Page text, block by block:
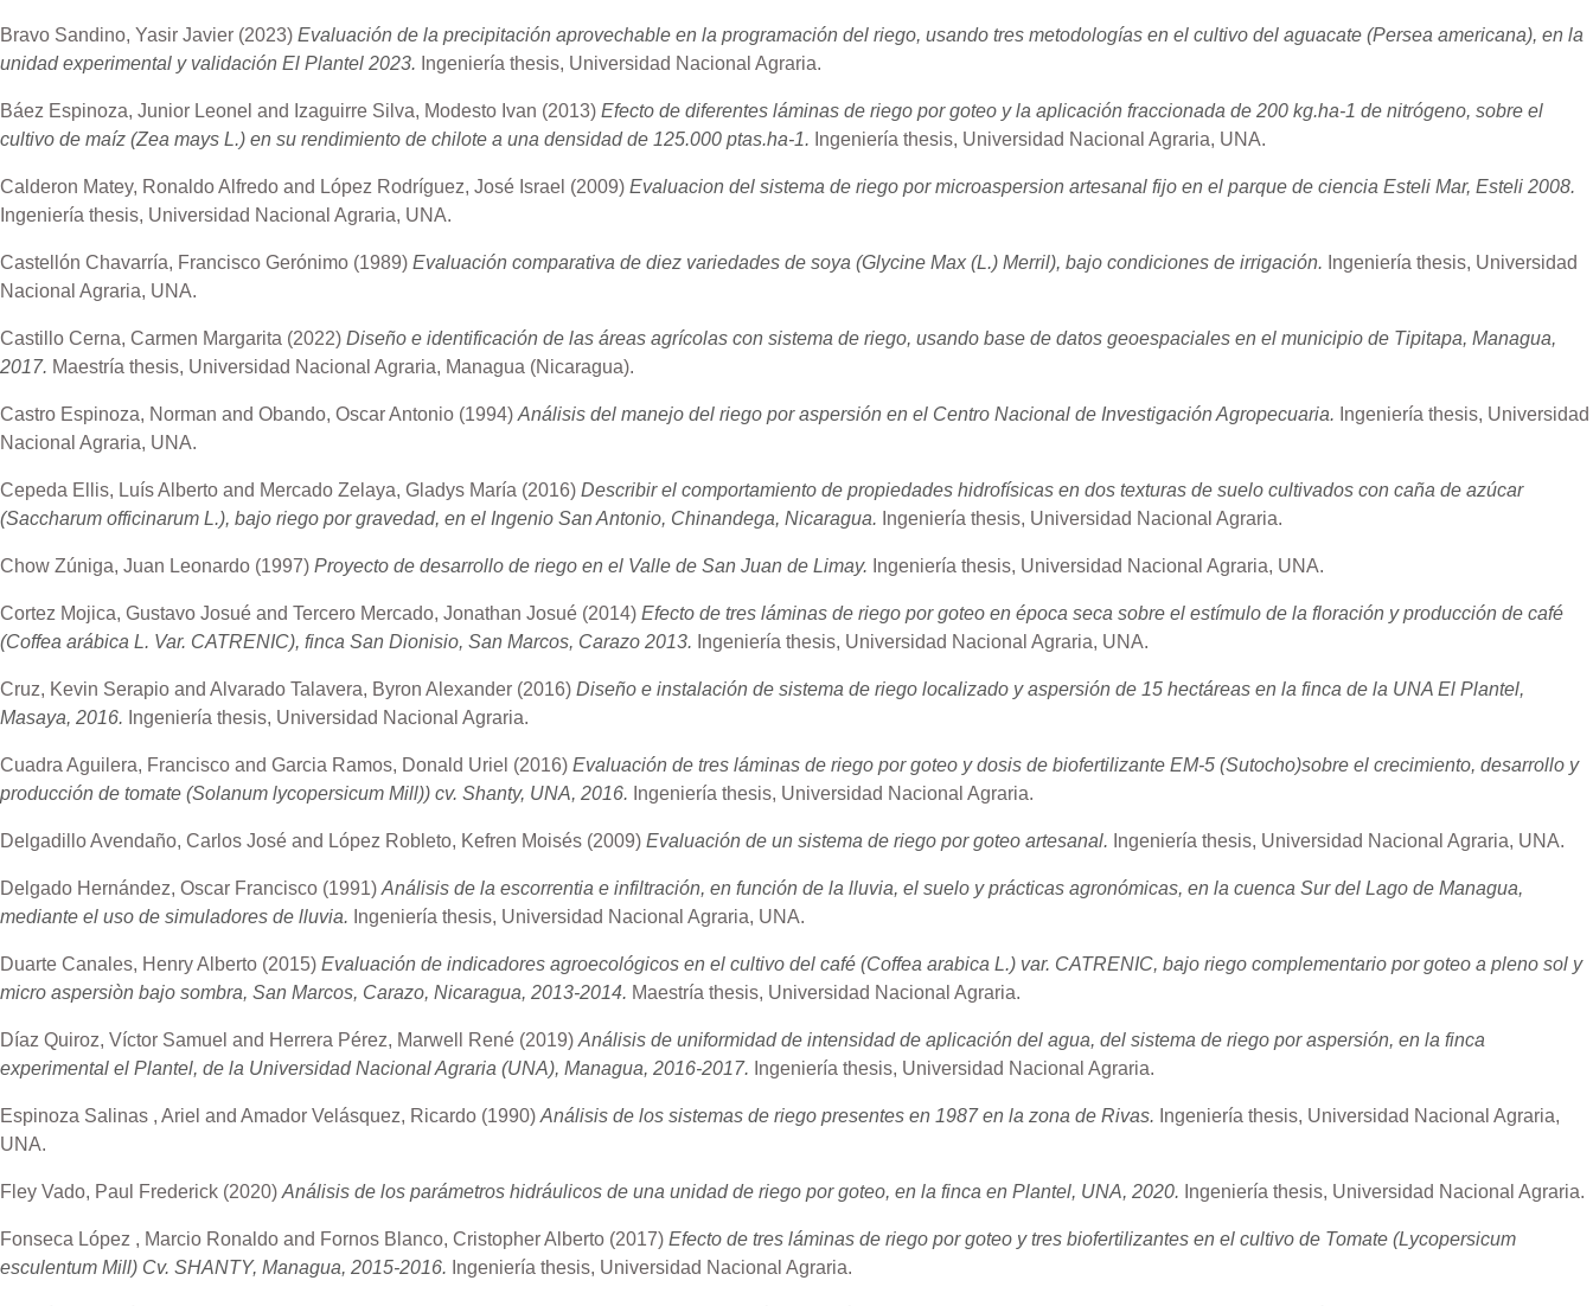
Bravo Sandino, Yasir Javier (2023)Evaluación de la precipitación aprovechable en la programación del riego, usando tres metodologías en el cultivo del aguacate (Persea americana), en la
unidad experimental y validación El Plantel 2023. Ingeniería thesis, Universidad Nacional Agraria.
Báez Espinoza, Junior Leonel and Izaguirre Silva, Modesto Ivan (2013)Efecto de diferentes láminas de riego por goteo y la aplicación fraccionada de 200 kg.ha-1 de nitrógeno, sobre el
cultivo de maíz (Zea mays L.) en su rendimiento de chilote a una densidad de 125.000 ptas.ha-1. Ingeniería thesis, Universidad Nacional Agraria, UNA.
Calderon Matey, Ronaldo Alfredoand López Rodríguez, José Israel (2009)Evaluacion del sistema de riego por microaspersion artesanal fijo en el parque de ciencia Esteli Mar, Esteli 2008.
Ingeniería thesis, Universidad Nacional Agraria, UNA.
Castellón Chavarría, Francisco Gerónimo (1989)Evaluación comparativa de diez variedades de soya (Glycine Max (L.) Merril), bajo condiciones de irrigación. Ingeniería thesis, Universidad
Nacional Agraria, UNA.
Castillo Cerna, Carmen Margarita (2022)Diseño e identificación de las áreas agrícolas con sistema de riego, usando base de datos geoespaciales en el municipio de Tipitapa, Managua,
2017. Maestría thesis, Universidad Nacional Agraria, Managua (Nicaragua).
Castro Espinoza, Norman and Obando, Oscar Antonio (1994)Análisis del manejo del riego por aspersión en el Centro Nacional de Investigación Agropecuaria. Ingeniería thesis, Universidad
Nacional Agraria, UNA.
Cepeda Ellis, Luís Albertoand Mercado Zelaya, Gladys María (2016)Describir el comportamiento de propiedades hidrofísicas en dos texturas de suelo cultivados con caña de azúcar
(Saccharum officinarum L.), bajo riego por gravedad, en el Ingenio San Antonio, Chinandega, Nicaragua. Ingeniería thesis, Universidad Nacional Agraria.
Chow Zúniga, Juan Leonardo (1997)Proyecto de desarrollo de riego en el Valle de San Juan de Limay. Ingeniería thesis, Universidad Nacional Agraria, UNA.
Cortez Mojica, Gustavo Josuéand Tercero Mercado, Jonathan Josué (2014)Efecto de tres láminas de riego por goteo en época seca sobre el estímulo de la floración y producción de café
(Coffea arábica L. Var. CATRENIC), finca San Dionisio, San Marcos, Carazo 2013. Ingeniería thesis, Universidad Nacional Agraria, UNA.
Cruz, Kevin SerapioandAlvarado Talavera, Byron Alexander (2016)Diseño e instalación de sistema de riego localizado y aspersión de 15 hectáreas en la finca de la UNA El Plantel,
Masaya, 2016. Ingeniería thesis, Universidad Nacional Agraria.
Cuadra Aguilera, Franciscoand Garcia Ramos, Donald Uriel (2016)Evaluación de tres láminas de riego por goteo y dosis de biofertilizante EM-5 (Sutocho)sobre el crecimiento, desarrollo y
producción de tomate (Solanum lycopersicum Mill)) cv. Shanty, UNA, 2016. Ingeniería thesis, Universidad Nacional Agraria.
Delgadillo Avendaño, Carlos Joséand López Robleto, Kefren Moisés (2009)Evaluación de un sistema de riego por goteo artesanal. Ingeniería thesis, Universidad Nacional Agraria, UNA.
Delgado Hernández, Oscar Francisco (1991)Análisis de la escorrentia e infiltración, en función de la lluvia, el suelo y prácticas agronómicas, en la cuenca Sur del Lago de Managua,
mediante el uso de simuladores de lluvia. Ingeniería thesis, Universidad Nacional Agraria, UNA.
Duarte Canales, Henry Alberto (2015)Evaluación de indicadores agroecológicos en el cultivo del café (Coffea arabica L.) var. CATRENIC, bajo riego complementario por goteo a pleno sol y
micro aspersiòn bajo sombra, San Marcos, Carazo, Nicaragua, 2013-2014. Maestría thesis, Universidad Nacional Agraria.
Díaz Quiroz, Víctor Samuel and Herrera Pérez, Marwell René (2019)Análisis de uniformidad de intensidad de aplicación del agua, del sistema de riego por aspersión, en la finca
experimental el Plantel, de la Universidad Nacional Agraria (UNA), Managua, 2016-2017. Ingeniería thesis, Universidad Nacional Agraria.
Espinoza Salinas , Ariel andAmador Velásquez, Ricardo (1990)Análisis de los sistemas de riego presentes en 1987 en la zona de Rivas. Ingeniería thesis, Universidad Nacional Agraria,
UNA.
Fley Vado, Paul Frederick (2020)Análisis de los parámetros hidráulicos de una unidad de riego por goteo, en la finca en Plantel, UNA, 2020. Ingeniería thesis, Universidad Nacional Agraria.
Fonseca López , Marcio Ronaldoand Fornos Blanco, Cristopher Alberto (2017)Efecto de tres láminas de riego por goteo y tres biofertilizantes en el cultivo de Tomate (Lycopersicum
esculentum Mill) Cv. SHANTY, Managua, 2015-2016. Ingeniería thesis, Universidad Nacional Agraria.